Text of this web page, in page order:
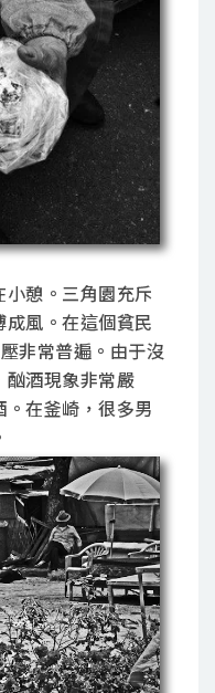
憩。三角園充斥
風。在這個貧民
非常普遍。由于沒
酒現象非常嚴
在釜崎，很多男